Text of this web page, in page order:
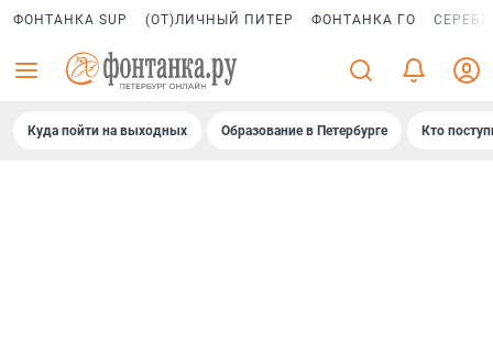
ФОНТАНКА SUP (ОТ)ЛИЧНЫЙ ПИТЕР ФОНТАНКА ГО
Куда пойти на выходных Образование в Петербурге Кто